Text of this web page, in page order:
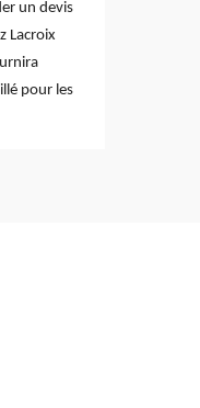
un devis
Lacroix
pour les